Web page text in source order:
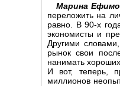
Марина
переложить на
равно. В 90-х
экономисты и
Другими
рынок свои
нанимать
И вот, теперь,
миллионов